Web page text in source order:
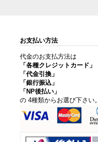
お支払い方法
代金のお支払方法は
「各種クレジットカード」
「代金引換」
「銀行振込」
「NP後払い」
の 4種類からお選び下さい。